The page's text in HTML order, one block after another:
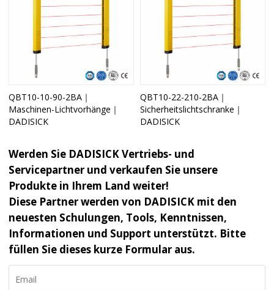
QBT10-10-90-2BA｜
Maschinen-Lichtvorhänge｜
DADISICK
QBT10-22-210-2BA｜
Sicherheitslichtschranke｜
DADISICK
Werden Sie DADISICK Vertriebs- und
Servicepartner und verkaufen Sie unsere
Produkte in Ihrem Land weiter!
Diese Partner werden von DADISICK mit den
neuesten Schulungen, Tools, Kenntnissen,
Informationen und Support unterstützt. Bitte
füllen Sie dieses kurze Formular aus.